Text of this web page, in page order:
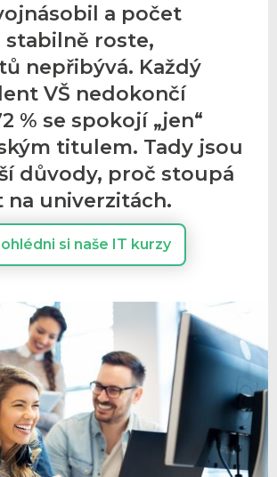
a počet
roste,
nepřibývá. Každý
VŠ nedokončí
% se spokojí „jen“
titulem. Tady jsou
důvody, proč stoupá
univerzitách.
si naše IT kurzy